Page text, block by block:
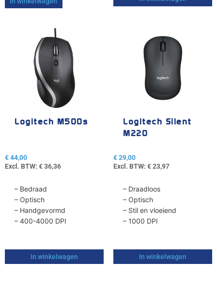
Logitech M500s
€44,00
Excl. BTW: €36,36
– Bedraad
– Optisch
– Handgevormd
– 400-4000 DPI
In winkelwagen
Logitech Silent
M220
€29,00
Excl. BTW: €23,97
– Draadloos
– Optisch
– Stil en vloeiend
– 1000 DPI
In winkelwagen